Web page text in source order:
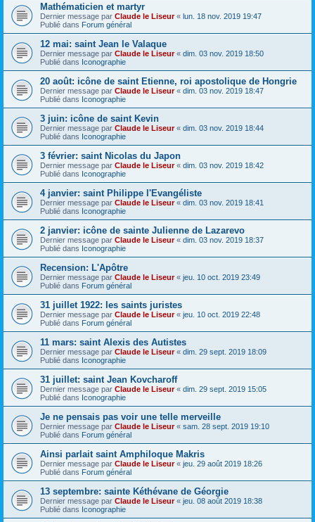
Mathématicien et martyr
Dernier message par Claude le Liseur« lun. 18 nov. 2019 19:47
Publié dans Forum général
12 mai: saint Jean le Valaque
Dernier message par Claude le Liseur« dim. 03 nov. 2019 18:50
Publié dans Iconographie
20 août: icône de saint Etienne, roi apostolique de Hongrie
Dernier message par Claude le Liseur« dim. 03 nov. 2019 18:47
Publié dans Iconographie
3 juin: icône de saint Kevin
Dernier message par Claude le Liseur« dim. 03 nov. 2019 18:44
Publié dans Iconographie
3 février: saint Nicolas du Japon
Dernier message par Claude le Liseur« dim. 03 nov. 2019 18:42
Publié dans Iconographie
4 janvier: saint Philippe l'Evangéliste
Dernier message par Claude le Liseur« dim. 03 nov. 2019 18:41
Publié dans Iconographie
2 janvier: icône de sainte Julienne de Lazarevo
Dernier message par Claude le Liseur« dim. 03 nov. 2019 18:37
Publié dans Iconographie
Recension: L'Apôtre
Dernier message par Claude le Liseur« jeu. 10 oct. 2019 23:49
Publié dans Forum général
31 juillet 1922: les saints juristes
Dernier message par Claude le Liseur« jeu. 10 oct. 2019 22:48
Publié dans Forum général
11 mars: saint Alexis des Autistes
Dernier message par Claude le Liseur« dim. 29 sept. 2019 18:09
Publié dans Iconographie
31 juillet: saint Jean Kovcharoff
Dernier message par Claude le Liseur« dim. 29 sept. 2019 15:05
Publié dans Iconographie
Je ne pensais pas voir une telle merveille
Dernier message par Claude le Liseur« sam. 28 sept. 2019 19:10
Publié dans Forum général
Ainsi parlait saint Amphiloque Makris
Dernier message par Claude le Liseur« jeu. 29 août 2019 18:26
Publié dans Forum général
13 septembre: sainte Kéthévane de Géorgie
Dernier message par Claude le Liseur« jeu. 08 août 2019 18:38
Publié dans Iconographie